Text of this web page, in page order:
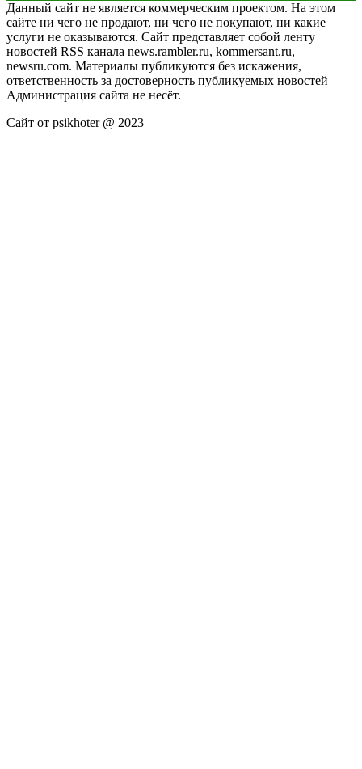
Данный сайт не является коммерческим проектом. На этом
сайте ни чего не продают, ни чего не покупают, ни какие
услуги не оказываются. Сайт представляет собой ленту
новостей RSS канала news.rambler.ru, kommersant.ru,
newsru.com. Материалы публикуются без искажения,
ответственность за достоверность публикуемых новостей
Администрация сайта не несёт.
Сайт от psikhoter @ 2023